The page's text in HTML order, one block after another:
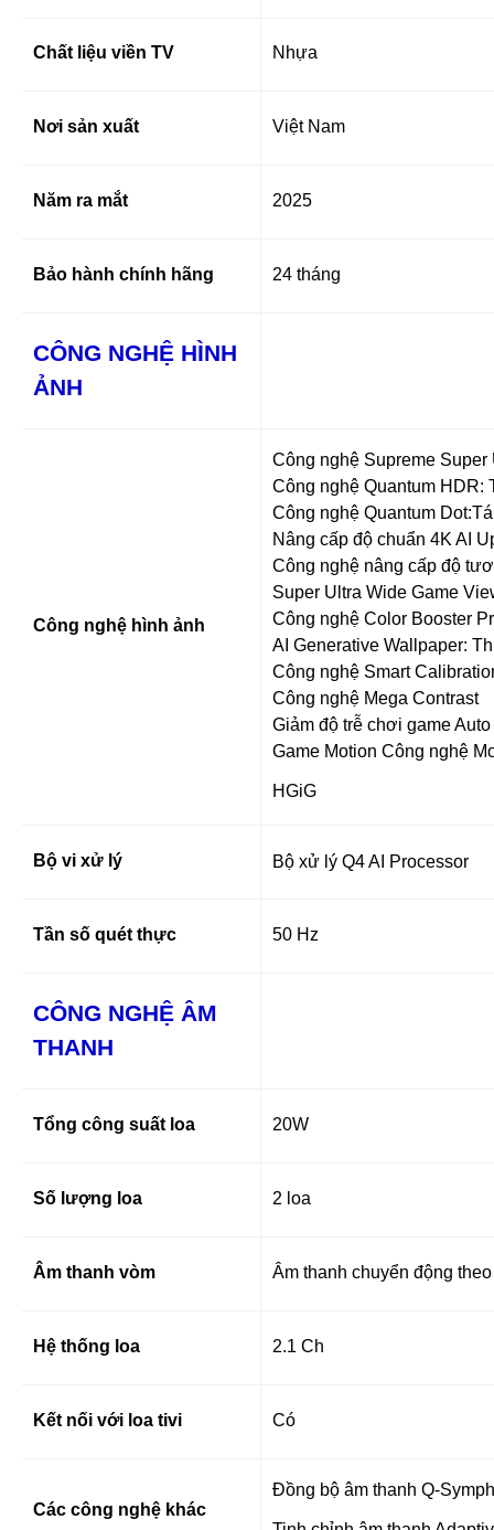
Chất liệu viền TV Nhựa
Nơi sản xuất Việt Nam
Năm ra mắt 2025
Bảo hành chính hãng 24 tháng
CÔNG NGHỆ HÌNH
ẢNH
Công nghệ hình ảnh
Công nghệ Supreme
Công nghệ Quantum HDR:
Công nghệ Quantum
Nâng cấp độ chuẩn 4K AI
Công nghệ nâng cấp độ
Super Ultra Wide Game
Công nghệ Color Booster
AI Generative Wallpaper:
Công nghệ Smart
Công nghệ Mega Contrast
Giảm độ trễ chơi game
Game Motion Công nghệ
HGiG
Bộ vi xử lý Bộ xử lý Q4 AI Processor
Tần số quét thực 50 Hz
CÔNG NGHỆ ÂM
THANH
Tổng công suất loa 20W
Số lượng loa 2 loa
Âm thanh vòm Âm thanh chuyển động
Hệ thống loa 2.1 Ch
Kết nối với loa tivi Có
Các công nghệ khác
Đồng bộ âm thanh Q-